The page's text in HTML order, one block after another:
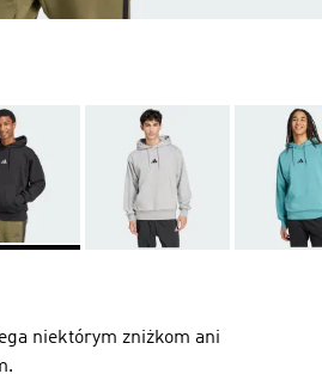
niektórym zniżkom ani